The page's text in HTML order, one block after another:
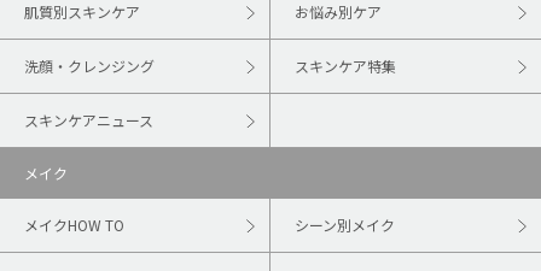
肌質別スキンケア お悩み別ケア
洗顔・クレンジング スキンケア特集
スキンケアニュース
メイク
メイクHOW TO シーン別メイク